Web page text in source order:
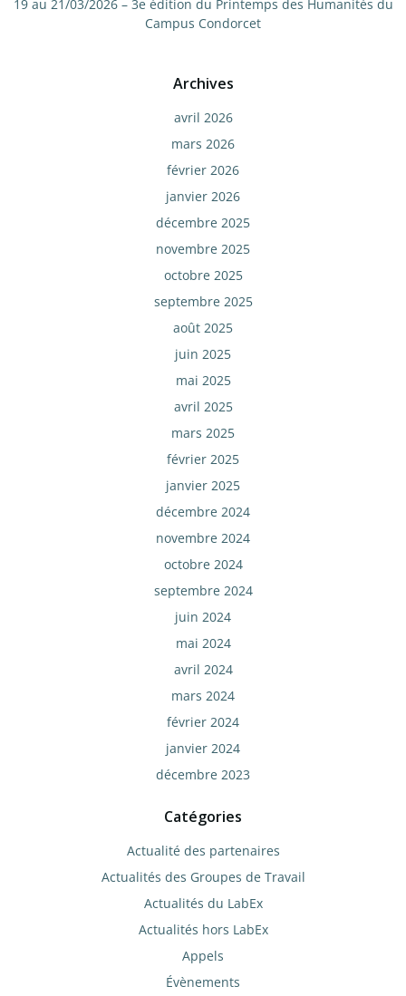
19 au 21/03/2026 – 3e édition du Printemps des Humanités du
Campus Condorcet
Archives
avril 2026
mars 2026
février 2026
janvier 2026
décembre 2025
novembre 2025
octobre 2025
septembre 2025
août 2025
juin 2025
mai 2025
avril 2025
mars 2025
février 2025
janvier 2025
décembre 2024
novembre 2024
octobre 2024
septembre 2024
juin 2024
mai 2024
avril 2024
mars 2024
février 2024
janvier 2024
décembre 2023
Catégories
Actualité des partenaires
Actualités des Groupes de Travail
Actualités du LabEx
Actualités hors LabEx
Appels
Évènements